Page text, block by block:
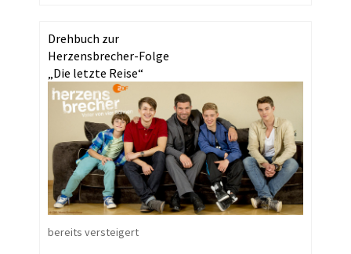
Drehbuch zur
Herzensbrecher-Folge
„Die letzte Reise“
bereits versteigert